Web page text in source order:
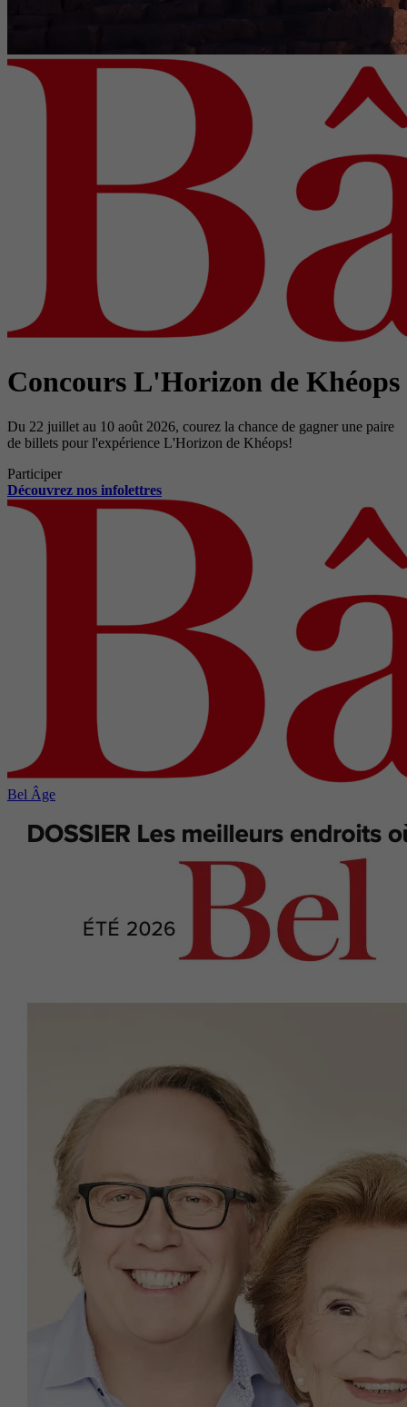
Concours L'Horizon de Khéops
Du 22 juillet au 10 août 2026, courez la chance de gagner une paire
de billets pour l'expérience L'Horizon de Khéops!
Participer
Découvrez nos infolettres
Bel Âge